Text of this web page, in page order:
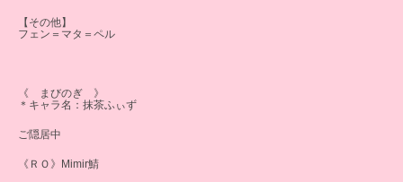
【その他】
フェン＝マタ＝ペル
《 まびのぎ 》
＊キャラ名：抹茶ふぃず
ご隠居中
《ＲＯ》Mimir鯖